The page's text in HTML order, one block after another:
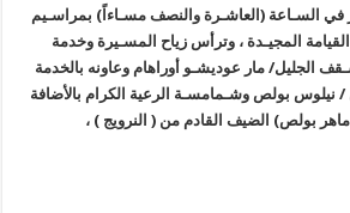
في السـاعة (العاشـرة والنصف مسـاءاً) بمراسـيم
المجيـدة ، وترأس زياح المسـيرة وخدمة
الجليل/ مار عوديشـو أوراهام وعاونه بالخدمة
/ نيلوس بولص وشـمامسـة الرعية الكرام بالأضافة
بولص) الضيف القادم من ( النرويج ) ،